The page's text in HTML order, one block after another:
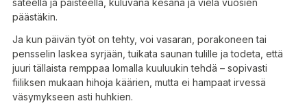
sateella ja paisteella, kuluvana kesänä ja vielä vuosien
päästäkin.
Ja kun päivän työt on tehty, voi vasaran, porakoneen tai
pensselin laskea syrjään, tuikata saunan tulille ja todeta, että
juuri tällaista remppaa lomalla kuuluukin tehdä – sopivasti
fiiliksen mukaan hihoja käärien, mutta ei hampaat irvessä
väsymykseen asti huhkien.